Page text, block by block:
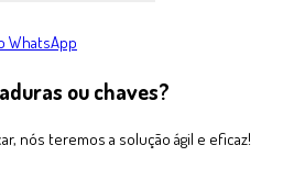
WhatsApp
ou chaves?
nós teremos a solução ágil e eficaz!